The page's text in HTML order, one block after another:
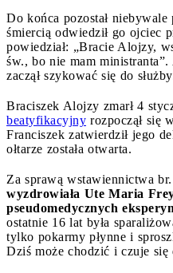
Do końca pozostał niebywale
śmiercią odwiedził go ojciec
powiedział: „Bracie Alojzy,
św., bo nie mam
zaczął szykować się do
Braciszek Alojzy zmarł 4
beatyfikacyjny rozpoczął się
Franciszek zatwierdził jego
ołtarze została otwarta.
Za sprawą wstawiennictwa
wyzdrowiała Ute Maria
pseudomedycznych
ostatnie 16 lat była
tylko pokarmy płynne i
Dziś może chodzić i czuje się